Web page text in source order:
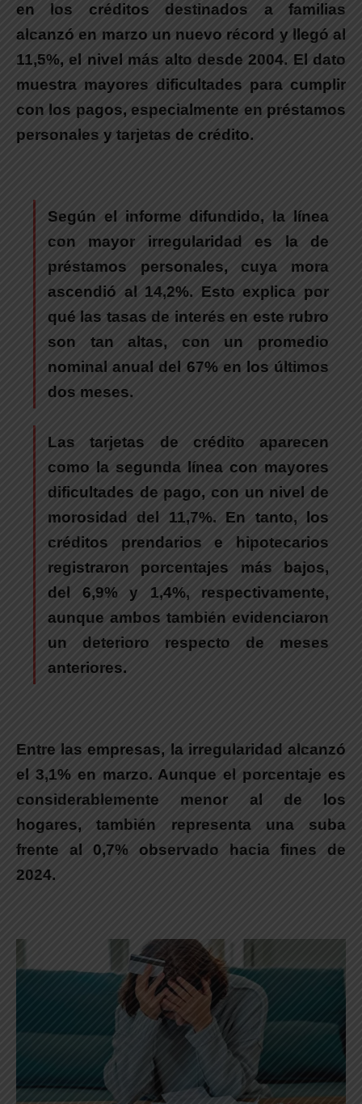
en los créditos destinados a familias
alcanzó en marzo un nuevo récord y llegó al
11,5%, el nivel más alto desde 2004. El dato
muestra mayores dificultades para cumplir
con los pagos, especialmente en préstamos
personales y tarjetas de crédito.
Según el informe difundido,
la línea
con mayor irregularidad es la de
préstamos personales, cuya mora
ascendió al 14,2%. Esto explica por
qué las tasas de interés en este rubro
son tan altas, con un promedio
nominal anual del 67% en los últimos
dos meses.
Las tarjetas de crédito aparecen
como la segunda línea con mayores
dificultades de pago, con un nivel de
morosidad del 11,7%. En tanto, los
créditos prendarios e hipotecarios
registraron porcentajes más bajos,
del 6,9% y 1,4%, respectivamente,
aunque ambos también evidenciaron
un deterioro respecto de meses
anteriores.
Entre las empresas, la irregularidad alcanzó
el 3,1% en marzo. Aunque el porcentaje es
considerablemente menor al de los
hogares, también representa una suba
frente al 0,7% observado hacia fines de
2024.